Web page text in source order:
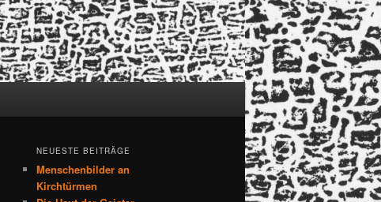
NEUESTE BEITRÄGE
Menschenbilder an
Kirchtürmen